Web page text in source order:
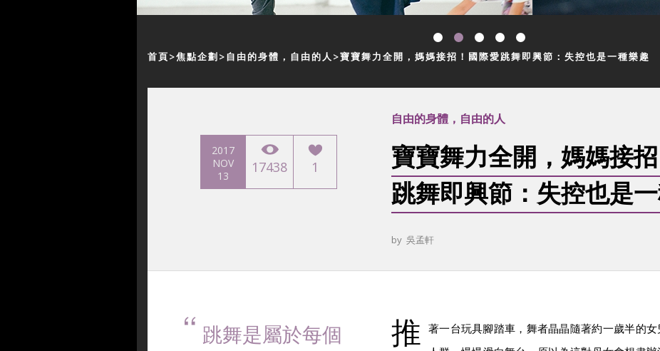
首頁 焦點企劃 自由的身體，自由的人 寶寶舞力全開，媽媽接招！國際愛跳舞即興節：失控也是一種樂趣
2017
NOV
13
17438 1
自由的身體，自由的人
寶寶舞力全開，媽媽接
跳舞即興節：失控也是
by 吳孟軒
跳舞是屬於每個
推 著一台玩具腳踏車，舞者晶晶隨著約一歲半的